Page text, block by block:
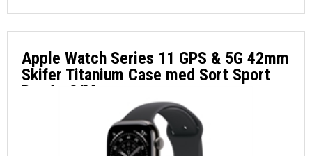
Apple Watch Series 11 GPS & 5G 42mm
Skifer Titanium Case med Sort Sport
Band - S/M